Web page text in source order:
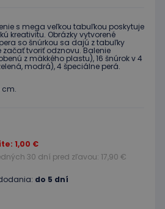
s mega veľkou tabuľkou poskytuje
kreativitu. Obrázky vytvorené
so šnúrkou sa dajú z tabuľky
tvoriť odznovu. Balenie
z mäkkého plastu), 16 šnúrok v 4
modrá), 4 špeciálne perá.
cm.
1,00 €
30 dní pred zľavou: 17,90 €
do 5 dní